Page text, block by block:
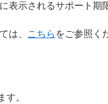
表示されるサポート
は、 こちら をご参照く
す。